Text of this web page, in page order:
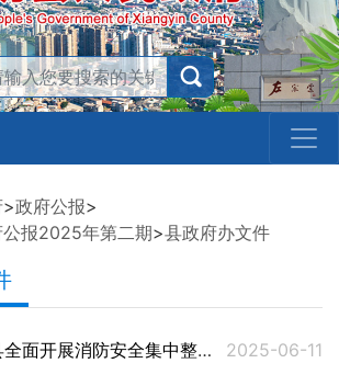
>政府公报>
报2025年第二期>县政府办文件
关于印发《湘阴县全面开展消防安全集中整治工作实施方案》的通知 2025-06-11